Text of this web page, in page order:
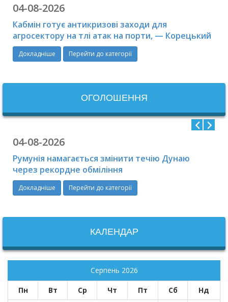
04-08-2026
Кабмін готує антикризові заходи для
агросектору на тлі атак на порти, — Корецький
Докладніше Перейти до категорії
ОГОЛОШЕННЯ
04-08-2026
Румунія намагається змінити течію Дунаю
через рекордне обміління
Докладніше Перейти до категорії
КАЛЕНДАР
Серпень 2026
Пн Вт Ср Чт Пт Сб Нд